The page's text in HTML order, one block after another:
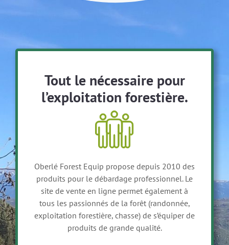
Tout le nécessaire pour
l’exploitation forestière.
Oberlé Forest Equip propose depuis 2010 des
produits pour le débardage professionnel. Le
site de vente en ligne permet également à
tous les passionnés de la forêt (randonnée,
exploitation forestière, chasse) de s’équiper de
produits de grande qualité.